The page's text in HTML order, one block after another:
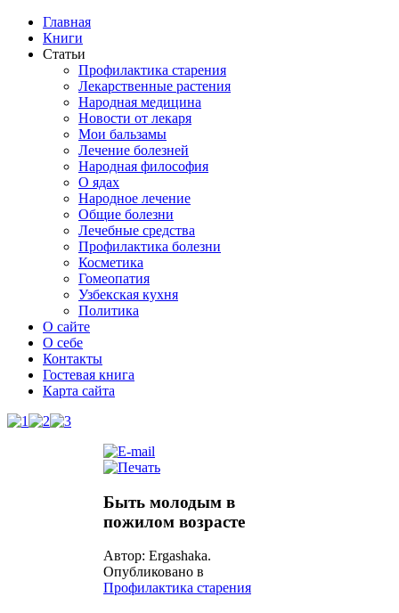
Главная
Книги
Статьи
Профилактика старения
Лекарственные растения
Народная медицина
Новости от лекаря
Мои бальзамы
Лечение болезней
Народная философия
О ядах
Народное лечение
Общие болезни
Лечебные средства
Профилактика болезни
Косметика
Гомеопатия
Узбекская кухня
Политика
О сайте
О себе
Контакты
Гостевая книга
Карта сайта
Быть молодым в
пожилом возрасте
Автор: Ergashaka.
Опубликовано в
Профилактика старения